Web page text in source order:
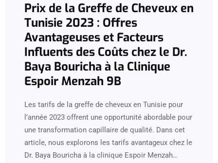
Prix de la Greffe de Cheveux en
Tunisie 2023 : Offres
Avantageuses et Facteurs
Influents des Coûts chez le Dr.
Baya Bouricha à la Clinique
Espoir Menzah 9B
Les tarifs de la greffe de cheveux en Tunisie pour
l’année 2023 offrent une opportunité abordable pour
une transformation capillaire de qualité. Dans cet
article, nous explorons les tarifs avantageux chez le
Dr. Baya Bouricha à la clinique Espoir Menzah…